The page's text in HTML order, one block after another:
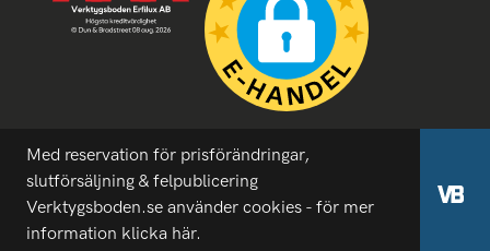
Med reservation för prisförändringar,
slutförsäljning & felpublicering
Verktygsboden.se använder cookies - för mer
information klicka här.